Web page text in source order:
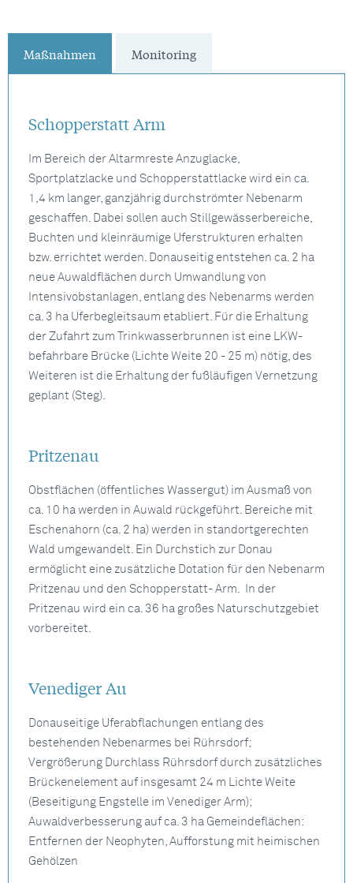
Maßnahmen Monitoring
Schopperstatt Arm
Im Bereich der Altarmreste Anzuglacke,
Sportplatzlacke und Schopperstattlacke wird ein ca.
1,4 km langer, ganzjährig durchströmter Nebenarm
geschaffen. Dabei sollen auch Stillgewässerbereiche,
Buchten und kleinräumige Uferstrukturen erhalten
bzw. errichtet werden. Donauseitig entstehen ca. 2 ha
neue Auwaldflächen durch Umwandlung von
Intensivobstanlagen, entlang des Nebenarms werden
ca. 3 ha Uferbegleitsaum etabliert. Für die Erhaltung
der Zufahrt zum Trinkwasserbrunnen ist eine LKW-
befahrbare Brücke (Lichte Weite 20 - 25 m) nötig, des
Weiteren ist die Erhaltung der fußläufigen Vernetzung
geplant (Steg).
Pritzenau
Obstflächen (öffentliches Wassergut) im Ausmaß von
ca. 10 ha werden in Auwald rückgeführt. Bereiche mit
Eschenahorn (ca. 2 ha) werden in standortgerechten
Wald umgewandelt. Ein Durchstich zur Donau
ermöglicht eine zusätzliche Dotation für den Nebenarm
Pritzenau und den Schopperstatt- Arm. In der
Pritzenau wird ein ca. 36 ha großes Naturschutzgebiet
vorbereitet.
Venediger Au
Donauseitige Uferabflachungen entlang des
bestehenden Nebenarmes bei Rührsdorf;
Vergrößerung Durchlass Rührsdorf durch zusätzliches
Brückenelement auf insgesamt 24 m Lichte Weite
(Beseitigung Engstelle im Venediger Arm);
Auwaldverbesserung auf ca. 3 ha Gemeindeflächen:
Entfernen der Neophyten, Aufforstung mit heimischen
Gehölzen